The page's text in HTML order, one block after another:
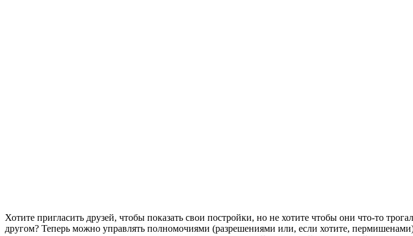
Хотите пригласить друзей, чтобы показать свои постройки, но не хотите чтобы они что-то
другом? Теперь можно управлять полномочиями (разрешениями или, если хотите,